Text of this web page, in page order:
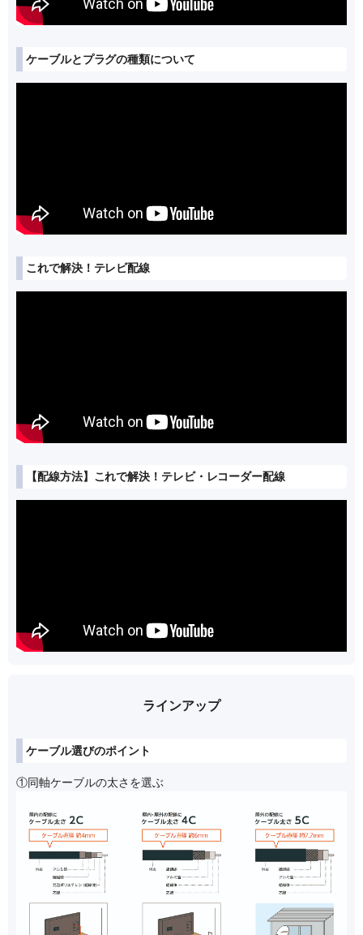
ケーブルとプラグの種類について
これで解決！テレビ配線
【配線方法】これで解決！テレビ・レコーダー配線
ラインアップ
ケーブル選びのポイント
①同軸ケーブルの太さを選ぶ